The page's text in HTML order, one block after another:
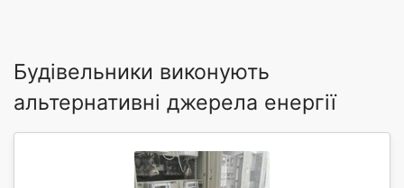
Будівельники виконують
альтернативні джерела енергії